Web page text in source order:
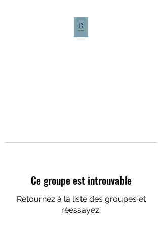
Ce groupe est introuvable
Retournez à la liste des groupes et
réessayez.